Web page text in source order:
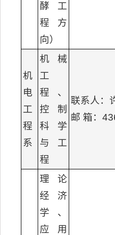
酵工
程方
向）
机
电
工
程
系
机械
工
程、
控制
科学
与工
程
联系人：
邮 箱：
理论
经济
学、
应用